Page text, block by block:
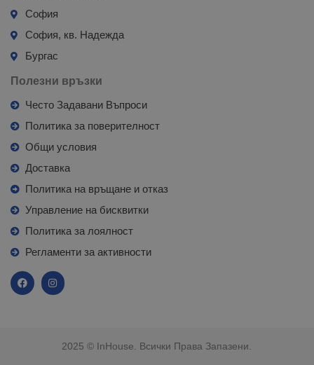
София
София, кв. Надежда
Бургас
Полезни връзки
Често Задавани Въпроси
Политика за поверителност
Общи условия
Доставка
Политика на връщане и отказ
Управление на бисквитки
Политика за лоялност
Регламенти за активности
2025 © InHouse. Всички Права Запазени.